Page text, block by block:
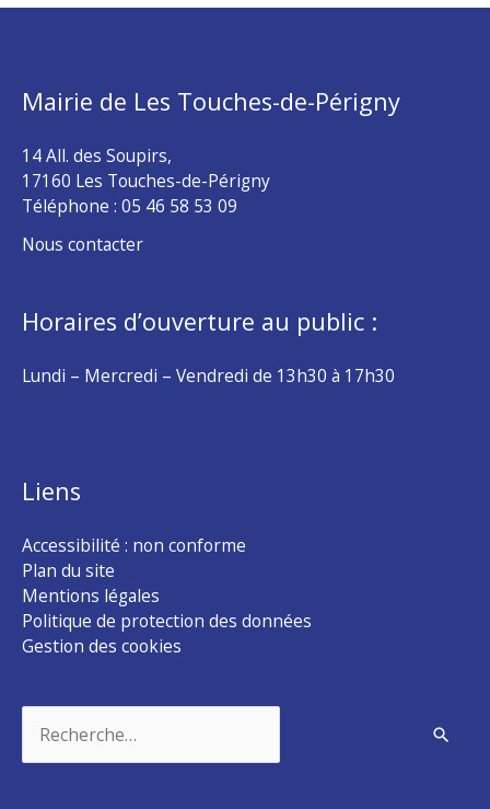
Mairie de Les Touches-de-Périgny
14 All. des Soupirs,
17160 Les Touches-de-Périgny
Téléphone : 05 46 58 53 09
Nous contacter
Horaires d’ouverture au public :
Lundi – Mercredi – Vendredi de 13h30 à 17h30
Liens
Accessibilité : non conforme
Plan du site
Mentions légales
Politique de protection des données
Gestion des cookies